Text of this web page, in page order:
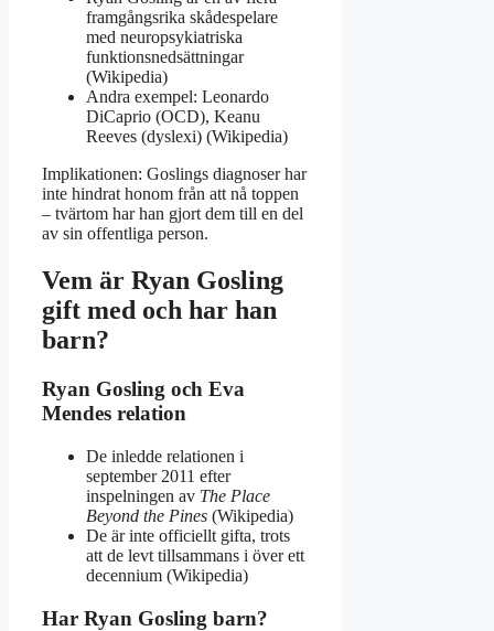
framgångsrika skådespelare
med neuropsykiatriska
funktionsnedsättningar
(Wikipedia)
Andra exempel: Leonardo
DiCaprio (OCD), Keanu
Reeves (dyslexi) (Wikipedia)
Implikationen: Goslings diagnoser har
inte hindrat honom från att nå toppen
– tvärtom har han gjort dem till en del
av sin offentliga person.
Vem är Ryan Gosling
gift med och har han
barn?
Ryan Gosling och Eva
Mendes relation
De inledde relationen i
september 2011 efter
inspelningen av The Place
Beyond the Pines (Wikipedia)
De är inte officiellt gifta, trots
att de levt tillsammans i över ett
decennium (Wikipedia)
Har Ryan Gosling barn?